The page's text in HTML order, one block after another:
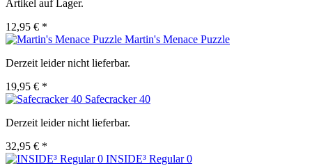
Artikel auf Lager.
12,95 € *
Martin's Menace Puzzle
Derzeit leider nicht lieferbar.
19,95 € *
Safecracker 40
Derzeit leider nicht lieferbar.
32,95 € *
INSIDE³ Regular 0